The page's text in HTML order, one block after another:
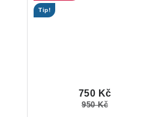
Tip!
750 Kč
950 Kč